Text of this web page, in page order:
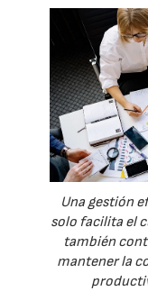
Una gestión
solo facilita el
también
mantener la